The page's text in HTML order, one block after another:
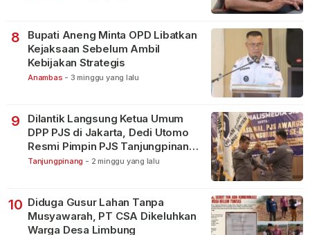
8
Bupati Aneng Minta OPD Libatkan
Kejaksaan Sebelum Ambil
Kebijakan Strategis
Anambas - 3 minggu yang lalu
9
Dilantik Langsung Ketua Umum
DPP PJS di Jakarta, Dedi Utomo
Resmi Pimpin PJS Tanjungpinang-
Bintan
Tanjungpinang - 2 minggu yang lalu
10 Diduga Gusur Lahan Tanpa
Musyawarah, PT CSA Dikeluhkan
Warga Desa Limbung